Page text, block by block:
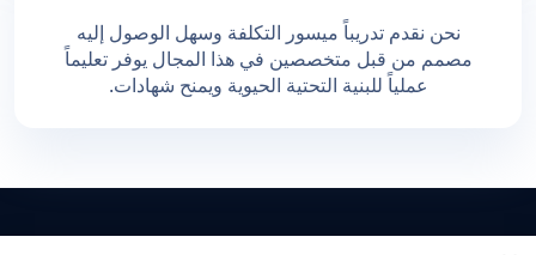
نحن نقدم تدريباً ميسور التكلفة وسهل الوصول إليه
مصمم من قبل متخصصين في هذا المجال يوفر تعليماً
عملياً للبنية التحتية الحيوية ويمنح شهادات.